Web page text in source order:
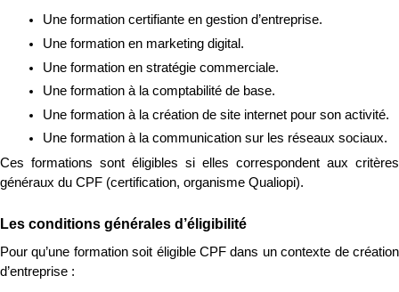
Une formation certifiante en gestion d’entreprise.
Une formation en marketing digital.
Une formation en stratégie commerciale.
Une formation à la comptabilité de base.
Une formation à la création de site internet pour son activité.
Une formation à la communication sur les réseaux sociaux.
Ces formations sont éligibles si elles correspondent aux critères
généraux du CPF (certification, organisme Qualiopi).
Les conditions générales d’éligibilité
Pour qu’une formation soit éligible CPF dans un contexte de création
d’entreprise :